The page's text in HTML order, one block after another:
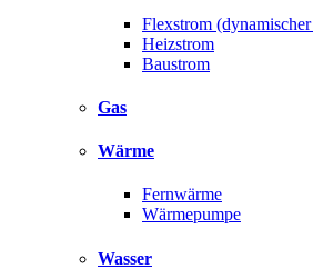
Flexstrom
Heizstrom
Baustrom
Gas
Wärme
Fernwärme
Wärmepumpe
Wasser